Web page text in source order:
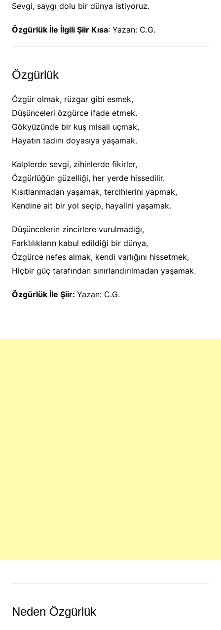
Sevgi, saygı dolu bir dünya istiyoruz.
Özgürlük İle İlgili Şiir Kısa: Yazan: C.G.
Özgürlük
Özgür olmak, rüzgar gibi esmek,
Düşünceleri özgürce ifade etmek.
Gökyüzünde bir kuş misali uçmak,
Hayatın tadını doyasıya yaşamak.
Kalplerde sevgi, zihinlerde fikirler,
Özgürlüğün güzelliği, her yerde hissedilir.
Kısıtlanmadan yaşamak, tercihlerini yapmak,
Kendine ait bir yol seçip, hayalini yaşamak.
Düşüncelerin zincirlere vurulmadığı,
Farklılıkların kabul edildiği bir dünya,
Özgürce nefes almak, kendi varlığını hissetmek,
Hiçbir güç tarafından sınırlandırılmadan yaşamak.
Özgürlük İle Şiir: Yazan: C.G.
Neden Özgürlük